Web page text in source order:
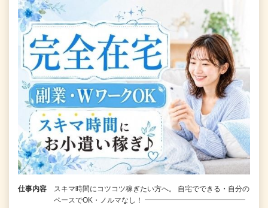
仕事内容
スキマ時間にコツコツ稼ぎたい方へ。 自宅でできる・自分の
ペースでOK・ノルマなし！ ━━━━━━━━━━━━━━